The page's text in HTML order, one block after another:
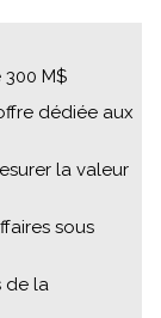
M$
dédiée aux
la valeur
sous
de la